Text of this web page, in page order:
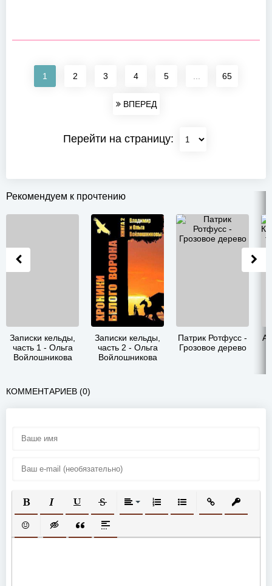
1 2 3 4 5 65
ВПЕРЕД
Перейти на страницу:
Рекомендуем к прочтению
Записки кельды,
часть 1 - Ольга
Войлошникова
Записки кельды,
часть 2 - Ольга
Войлошникова
Патрик Ротфусс -
Грозовое дерево
КОММЕНТАРИЕВ (0)
ПОЛУЖИРНЫЙ
КУРСИВПОДЧЕРКНУТЫЙ
ЗАЧЕРКНУТЫЙВЫРАВНИВАНИЕ
НУМЕРОВАННЫЙ СПИСОК
МАРКИРОВАННЫЙ
ВСТАВИТЬ
ВСТАВИТЬ СМАЙЛИК
ВСТАВКА СКРЫТОГО ТЕКСТА
ВСТАВКА ЦИТАТЫ
ВСТАВКА СПОЙЛЕРА